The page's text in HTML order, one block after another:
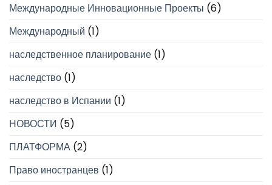
Международные Инновационные Проекты (6)
Международный (1)
наследственное планирование (1)
наследство (1)
наследство в Испании (1)
НОВОСТИ (5)
ПЛАТФОРМА (2)
Право иностранцев (1)